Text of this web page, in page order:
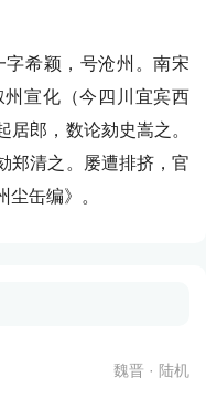
希颖，号沧州。南宋
宣化（今四川宜宾西
郎，数论劾史嵩之。
郑清之。屡遭排挤，官
缶编》。
魏晋 · 陆机